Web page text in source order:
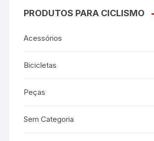
PRODUTOS PARA CICLISMO
Acessórios
Bicicletas
Peças
Sem Categoria